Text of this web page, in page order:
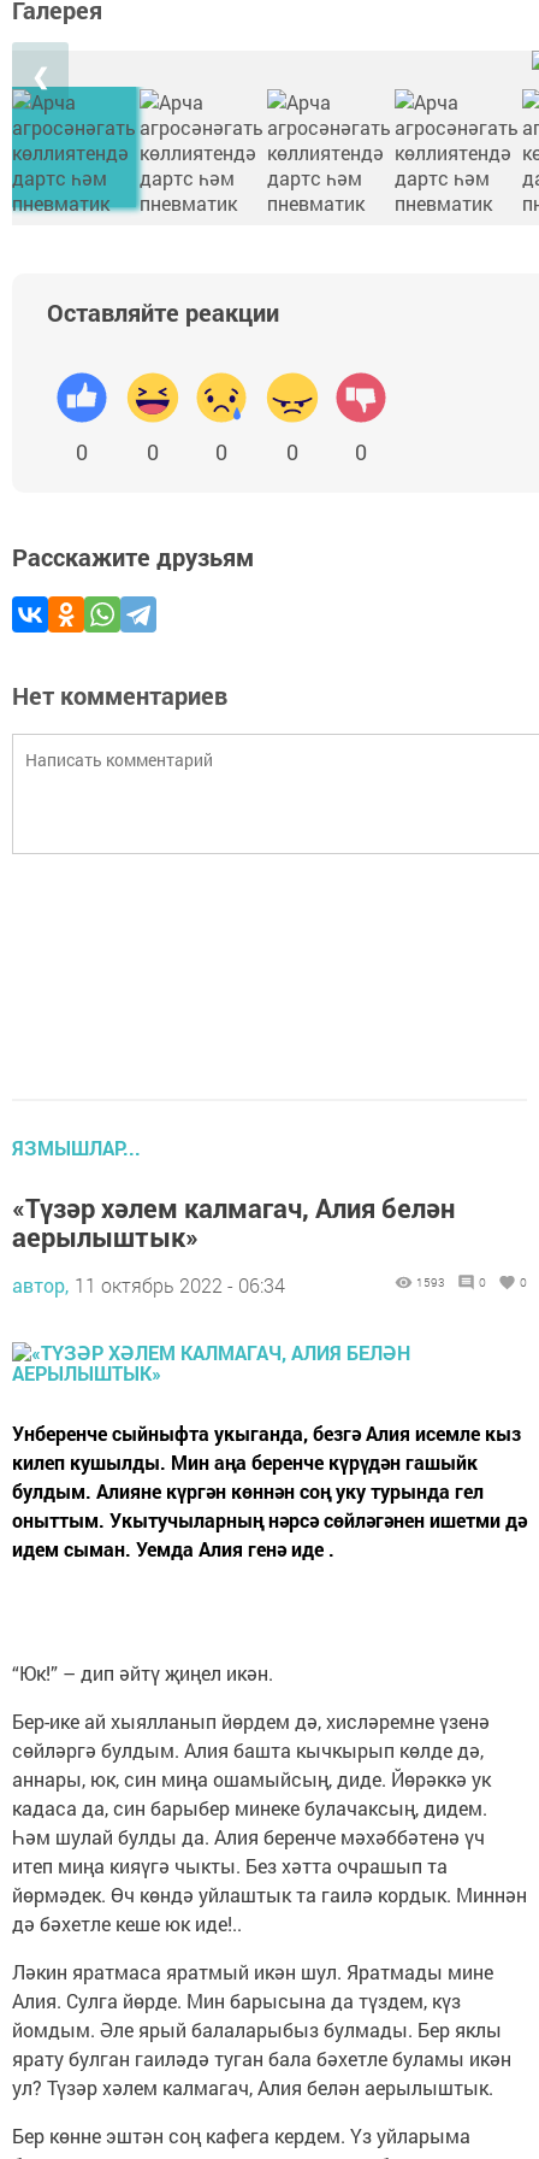
Галерея
❮
Оставляйте реакции
0 0 0 0 0
Расскажите друзьям
Нет комментариев
ЯЗМЫШЛАР...
«Түзәр хәлем калмагач, Алия белән
аерылыштык»
автор, 11 октябрь 2022 - 06:34 1593 0 0
Унберенче сыйныфта укыганда, безгә Алия исемле кыз
килеп кушылды. Мин аңа беренче күрүдән гашыйк
булдым. Алияне күргән көннән соң уку турында гел
оныттым. Укытучыларның нәрсә сөйләгәнен ишетми дә
идем сыман. Уемда Алия генә иде .
“Юк!” – дип әйтү җиңел икән.
Бер-ике ай хыялланып йөрдем дә, хисләремне үзенә
сөйләргә булдым. Алия башта кычкырып көлде дә,
аннары, юк, син миңа ошамыйсың, диде. Йөрәккә ук
кадаса да, син барыбер минеке булачаксың, дидем.
Һәм шулай булды да. Алия беренче мәхәббәтенә үч
итеп миңа кияүгә чыкты. Без хәтта очрашып та
йөрмәдек. Өч көндә уйлаштык та гаилә кордык. Миннән
дә бәхетле кеше юк иде!..
Ләкин яратмаса яратмый икән шул. Яратмады мине
Алия. Сулга йөрде. Мин барысына да түздем, күз
йомдым. Әле ярый балаларыбыз булмады. Бер яклы
ярату булган гаиләдә туган бала бәхетле буламы икән
ул? Түзәр хәлем калмагач, Алия белән аерылыштык.
Бер көнне эштән соң кафега кердем. Үз уйларыма